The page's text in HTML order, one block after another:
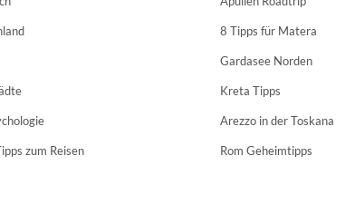
zum Reisen
8 Tipps für Matera
Gardasee Norden
Kreta Tipps
Arezzo in der Toskana
Rom Geheimtipps